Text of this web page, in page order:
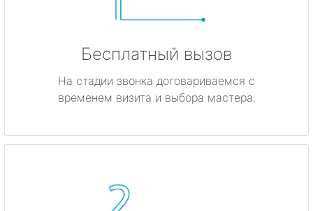
Бесплатный вызов
На стадии звонка договариваемся с
временем визита и выбора мастера.